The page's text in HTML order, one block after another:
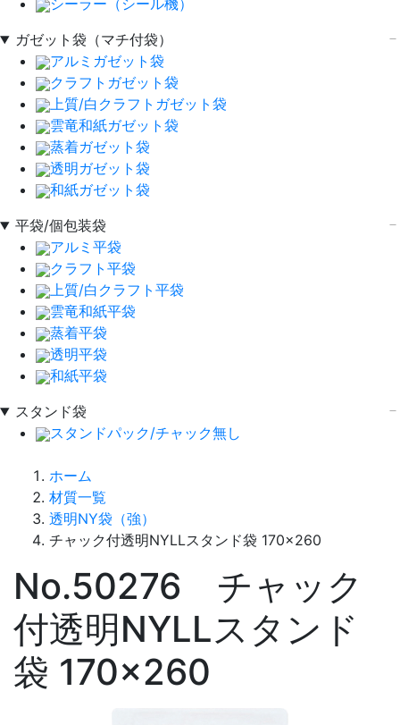
シーラー（シール機）
ガゼット袋（マチ付袋）
アルミガゼット袋
クラフトガゼット袋
上質/白クラフトガゼット袋
雲竜和紙ガゼット袋
蒸着ガゼット袋
透明ガゼット袋
和紙ガゼット袋
平袋/個包装袋
アルミ平袋
クラフト平袋
上質/白クラフト平袋
雲竜和紙平袋
蒸着平袋
透明平袋
和紙平袋
スタンド袋
スタンドパック/チャック無し
ホーム
材質一覧
透明NY袋（強）
チャック付透明NYLLスタンド袋 170×260
No.50276 チャック
付透明NYLLスタンド
袋 170×260